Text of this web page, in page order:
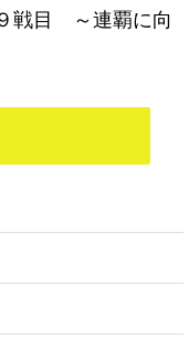
戦目 ～連覇に向